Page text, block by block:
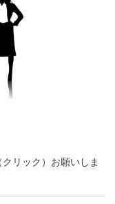
リック）お願いしま